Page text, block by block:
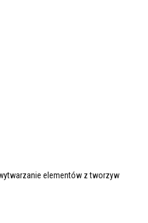
elementów z tworzyw